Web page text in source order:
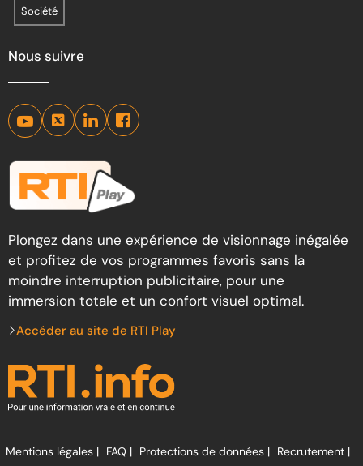
Société
Nous suivre
Plongez dans une expérience de visionnage inégalée
et profitez de vos programmes favoris sans la
moindre interruption publicitaire, pour une
immersion totale et un confort visuel optimal.
Accéder au site de RTI Play
Mentions légales | FAQ | Protections de données | Recrutement |